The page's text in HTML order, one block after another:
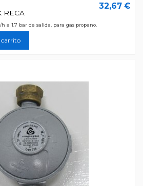
RECA
32,67 €
a 1.7 bar de salida, para gas propano.
carrito